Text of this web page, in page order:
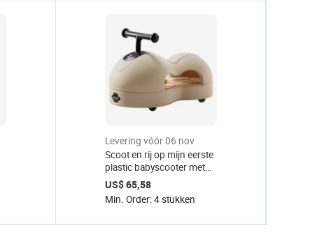
Levering vóór 06 nov
Scoot en rij op mijn eerste
plastic babyscooter met
een max. belastbaarheid
van 20 kg
US$ 65,58
Min. Order: 4 stukken